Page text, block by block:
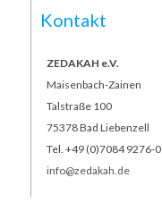
Kontakt
ZEDAKAH e.V.
Maisenbach-Zainen
Talstraße 100
75378 Bad Liebenzell
Tel. +49 (0)7084 9276-0
info@zedakah.de